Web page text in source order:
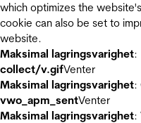
which optimizes the
cookie can also be set to
website.
Maksimal lagringsvarighet:
collect/v.gifVenter
Maksimal lagringsvarighet:
vwo_apm_sentVenter
Maksimal lagringsvarighet: